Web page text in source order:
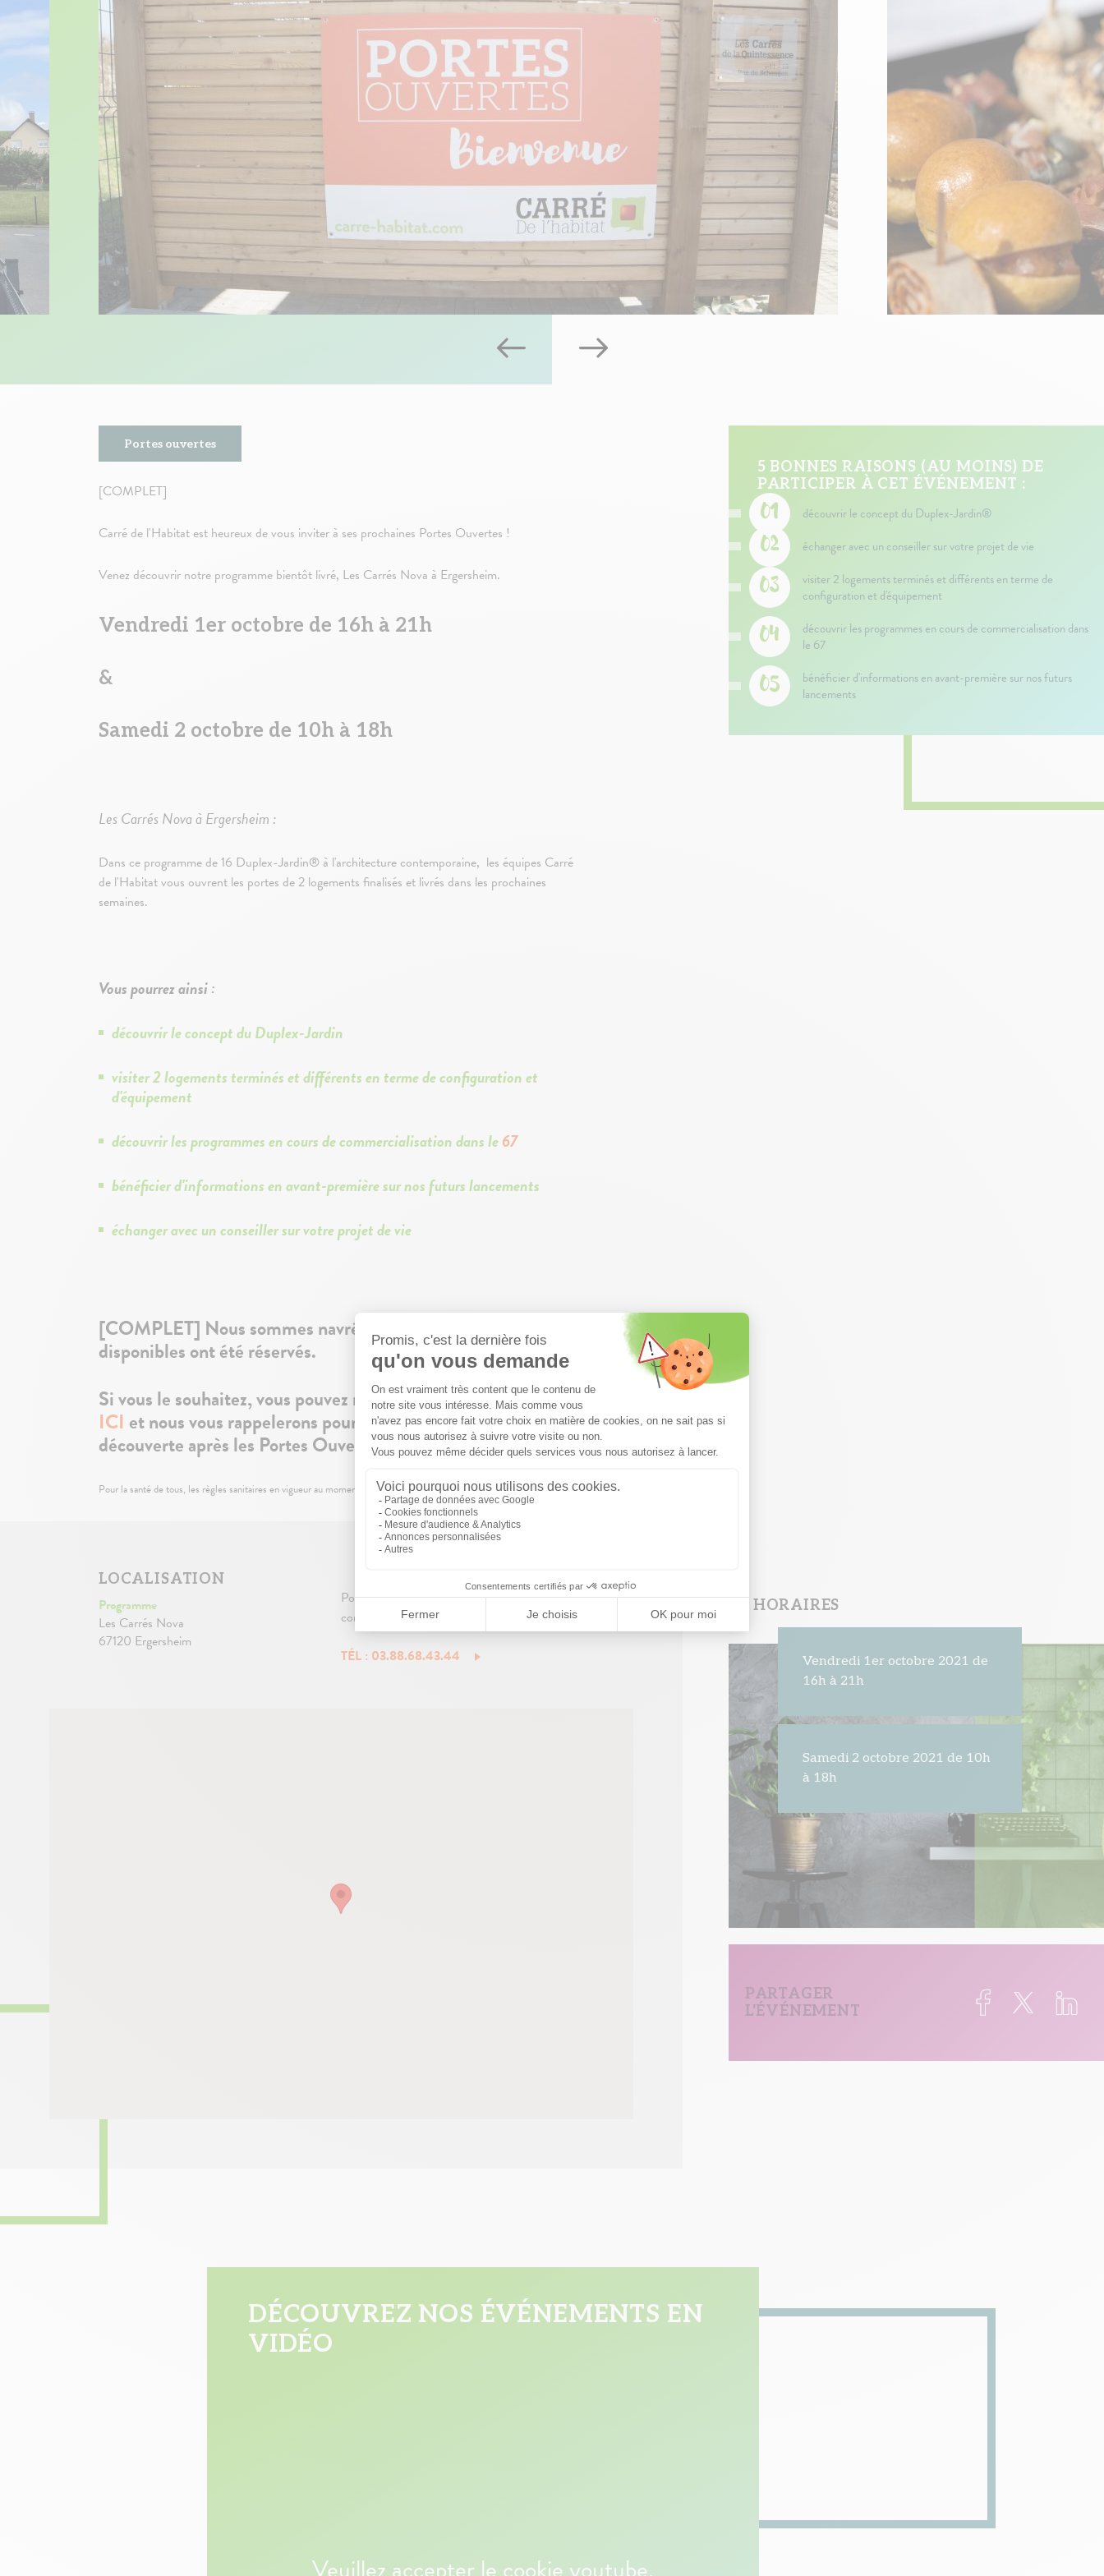
Portes ouvertes
[COMPLET]
Carré de l'Habitat est heureux de vous inviter à ses prochaines Portes Ouvertes !
Venez découvrir notre programme bientôt livré, Les Carrés Nova à Ergersheim.
Vendredi 1er octobre de 16h à 21h
&
Samedi 2 octobre de 10h à 18h
Les Carrés Nova à Ergersheim :
Dans ce programme de 16 Duplex-Jardin® à l'architecture contemporaine, les équipes Carré
de l'Habitat vous ouvrent les portes de 2 logements finalisés et livrés dans les prochaines
semaines.
Vous pourrez ainsi :
découvrir le concept du Duplex-Jardin
visiter 2 logements terminés et différents en terme de configuration et
d'équipement
découvrir les programmes en cours de commercialisation dans le67
bénéficier d'informations en avant-première sur nos futurs lancements
échanger avec un conseiller sur votre projet de vie
[COMPLET] Nous sommes navré, tous les créneaux
disponibles ont été réservés.
Si vous le souhaitez, vous pouvez nous laisser vos coordonnées
ICI et nous vous rappelerons pour bénéficier d'un RDV
découverte après les Portes Ouvertes.
Pour la santé de tous, les règles sanitaires en vigueur au moment de l'événement seront appliquées.
5 BONNES RAISONS (AU MOINS) DE
PARTICIPER À CET ÉVÉNEMENT :
découvrir le concept du Duplex-Jardin®
échanger avec un conseiller sur votre projet de vie
visiter 2 logements terminés et différents en terme de
configuration et d'équipement
découvrir les programmes en cours de commercialisation dans
le 67
bénéficier d'informations en avant-première sur nos futurs
lancements
HORAIRES
Vendredi 1er octobre 2021 de
16h à 21h
Samedi 2 octobre 2021 de 10h
à 18h
PARTAGER
L'ÉVÉNEMENT
LOCALISATION
Programme
Les Carrés Nova
67120 Ergersheim
Pour plus d'informations, vous pouvez
contacter l'agence(Bas-Rhin)
TÉL : 03.88.68.43.44
DÉCOUVREZ NOS ÉVÉNEMENTS EN
VIDÉO